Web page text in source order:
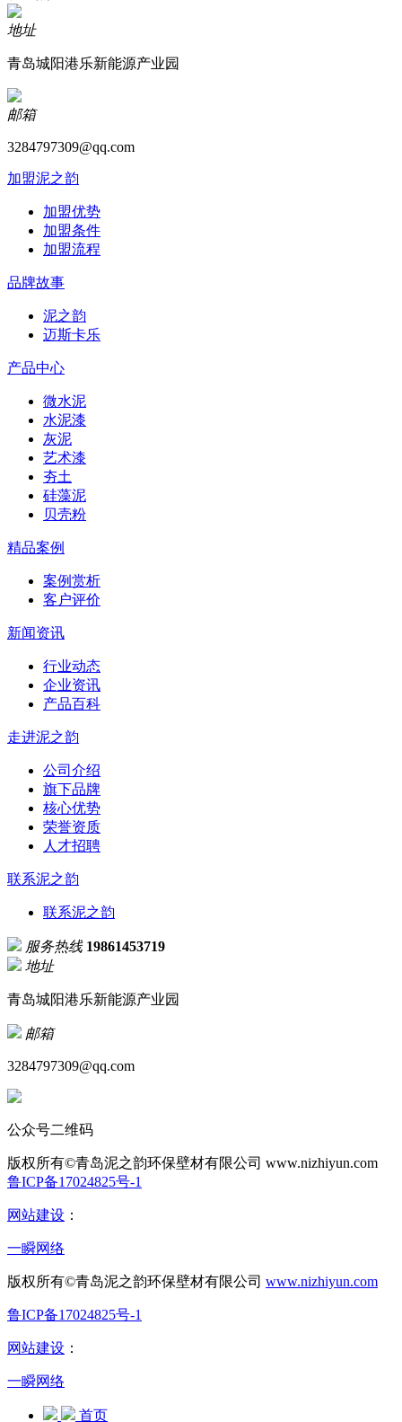
地址
青岛城阳港乐新能源产业园
邮箱
3284797309@qq.com
加盟泥之韵
加盟优势
加盟条件
加盟流程
品牌故事
泥之韵
迈斯卡乐
产品中心
微水泥
水泥漆
灰泥
艺术漆
夯土
硅藻泥
贝壳粉
精品案例
案例赏析
客户评价
新闻资讯
行业动态
企业资讯
产品百科
走进泥之韵
公司介绍
旗下品牌
核心优势
荣誉资质
人才招聘
联系泥之韵
联系泥之韵
服务热线 19861453719
地址
青岛城阳港乐新能源产业园
邮箱
3284797309@qq.com
公众号二维码
版权所有©青岛泥之韵环保壁材有限公司 www.nizhiyun.com
鲁ICP备17024825号-1
网站建设 ：
一瞬网络
版权所有©青岛泥之韵环保壁材有限公司 www.nizhiyun.com
鲁ICP备17024825号-1
网站建设 ：
一瞬网络
首页